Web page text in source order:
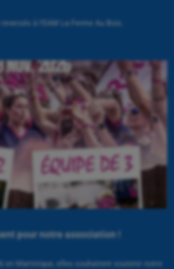
à l’EAM La Ferme Au Bois.
pour notre association !
en Martinique, elles souhaitent soutenir notre